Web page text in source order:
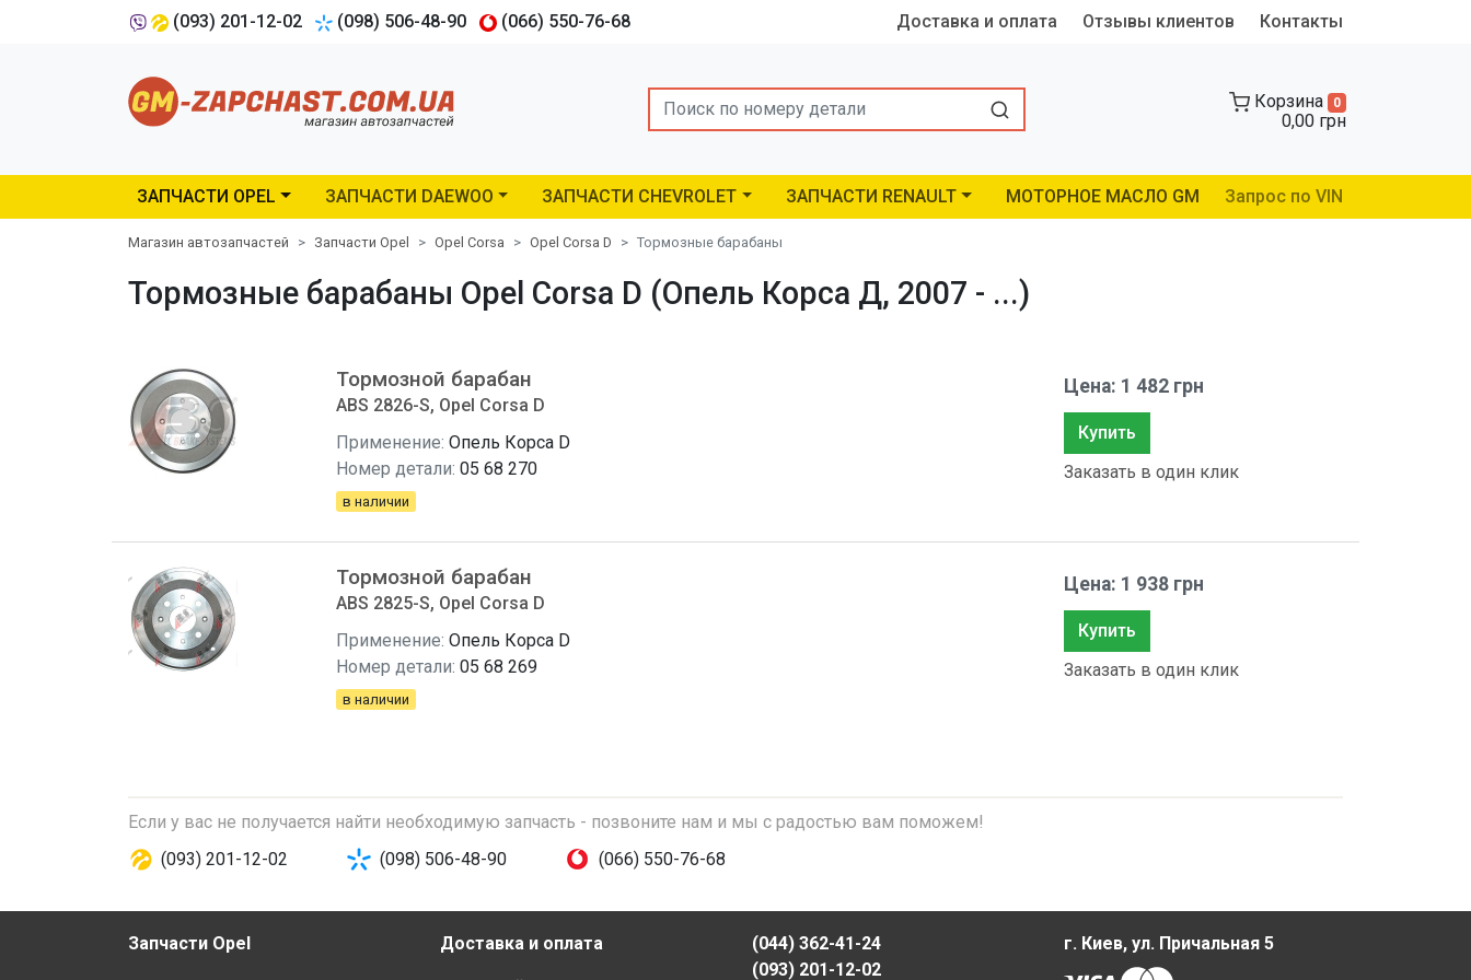
(093) 201-12-02 (098) 506-48-90 (066) 550-76-68 Доставка и оплата Отзывы клиентов Контакты
Search Корзина 0
0,00 грн
ЗАПЧАСТИ OPEL ЗАПЧАСТИ DAEWOO ЗАПЧАСТИ CHEVROLET ЗАПЧАСТИ RENAULT МОТОРНОЕ МАСЛО GM Запрос по VIN
Магазин автозапчастей Запчасти Opel Opel Corsa Opel Corsa D Тормозные барабаны
Тормозные барабаны Opel Corsa D (Опель Корса Д, 2007 - ...)
Тормозной барабан
ABS 2826-S, Opel Corsa D
Применение: Опель Корса D
Номер детали: 05 68 270
в наличии
Цена: 1 482 грн
Купить
Заказать в один клик
Тормозной барабан
ABS 2825-S, Opel Corsa D
Применение: Опель Корса D
Номер детали: 05 68 269
в наличии
Цена: 1 938 грн
Купить
Заказать в один клик
Если у вас не получается найти необходимую запчасть - позвоните нам и мы с радостью вам поможем!
(093) 201-12-02
(098) 506-48-90 (066) 550-76-68
Запчасти Opel Доставка и оплата
(044) 362-41-24
(093) 201-12-02
г. Киев, ул. Причальная 5